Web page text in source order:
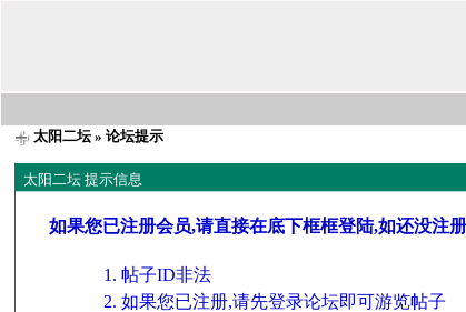
太阳二坛» 论坛提示
太阳二坛 提示信息
如果您已注册会员,请直接在底下框框登陆,如还没注
帖子ID非法
如果您已注册,请先登录论坛即可游览帖子